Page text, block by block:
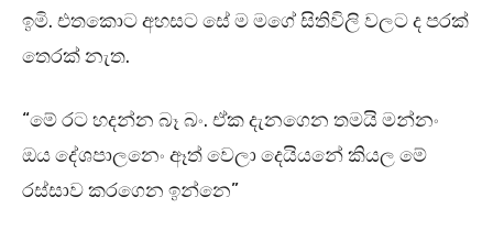
ඉමි. එතකොට අහසට සේ ම මගේ සිතිවිලි වලට ද පරක්
තෙරක් නැත.
“මේ රට හදන්න බෑ බං. ඒක දැනගෙන තමයි මන්නං
ඔය දේශපාලනෙං ඈත් වෙලා දෙයියනේ කියල මේ
රස්සාව කරගෙන ඉන්නෙ”